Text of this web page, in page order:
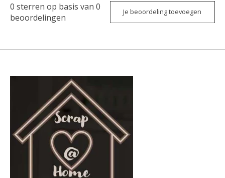
0 sterren op basis van 0
beoordelingen
Je beoordeling toevoegen